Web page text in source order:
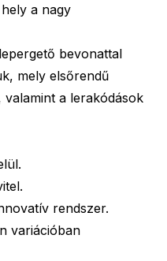
a nagy
bevonattal
mely elsőrendű
a lerakódások
rendszer.
variációban